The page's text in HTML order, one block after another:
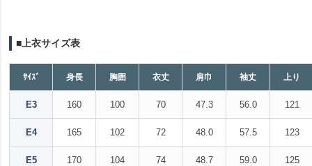
■上衣サイズ表
ｻｲｽﾞ 身長 胸囲 衣丈 肩巾 袖丈 上り
E3 160 100 70 47.3 56.0 121
E4 165 102 72 48.0 57.5 123
E5 170 104 74 48.7 59.0 125